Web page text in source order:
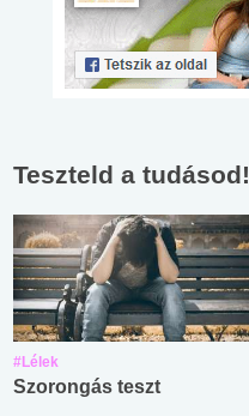
Teszteld a tudásod!
#Lélek
Szorongás teszt